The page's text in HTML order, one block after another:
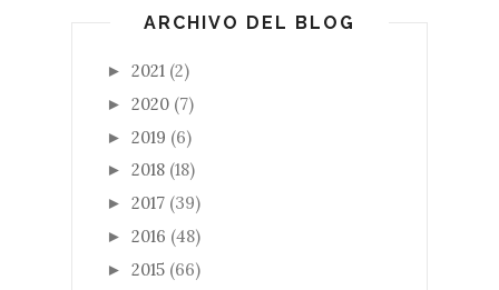
ARCHIVO DEL BLOG
► 2021 (2)
► 2020 (7)
► 2019 (6)
► 2018 (18)
► 2017 (39)
► 2016 (48)
► 2015 (66)